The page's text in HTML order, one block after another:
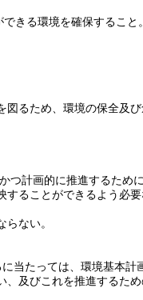
きる環境を確保すること。
るため、環境の保全及
つ計画的に推進するため
ることができるよう必要
ない。
当たっては、環境基本計
及びこれを推進するため